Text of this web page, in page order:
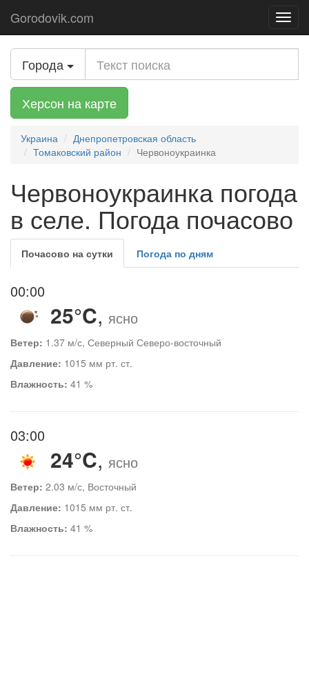
Gorodovik.com
Города
Херсон на карте
Украина
Днепропетровская область
Томаковский район
Червоноукраинка
Червоноукраинка погода
в селе. Погода почасово
Почасово на сутки Погода по дням
00:00
25°C, ясно
Ветер: 1.37 м/с, Северный Северо-восточный
Давление: 1015 мм рт. ст.
Влажность: 41 %
03:00
24°C, ясно
Ветер: 2.03 м/с, Восточный
Давление: 1015 мм рт. ст.
Влажность: 41 %